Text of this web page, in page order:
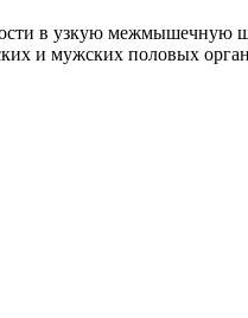
в узкую межмышечную
и мужских половых